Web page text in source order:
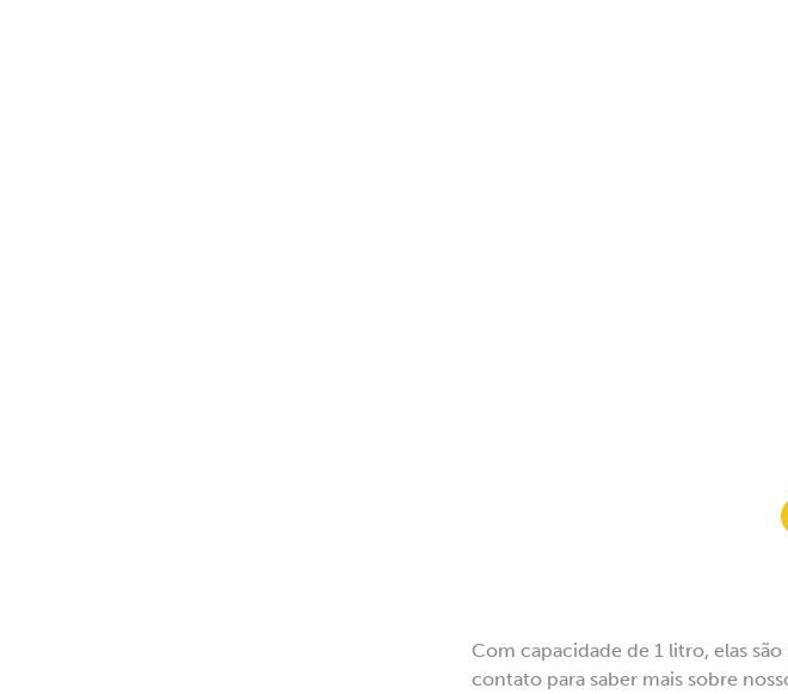
Com capacidade de 1 litro, elas
contato para saber mais sobre